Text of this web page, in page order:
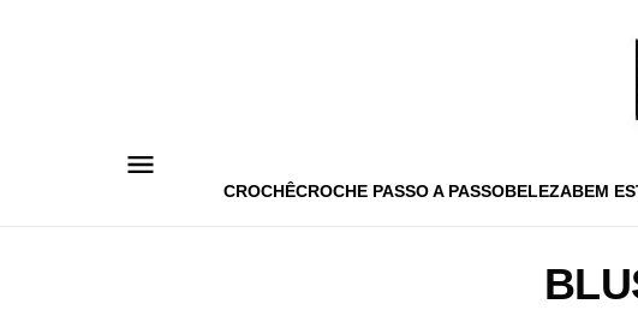
CROCHÊCROCHE PASSO A PASSOBELEZABEM